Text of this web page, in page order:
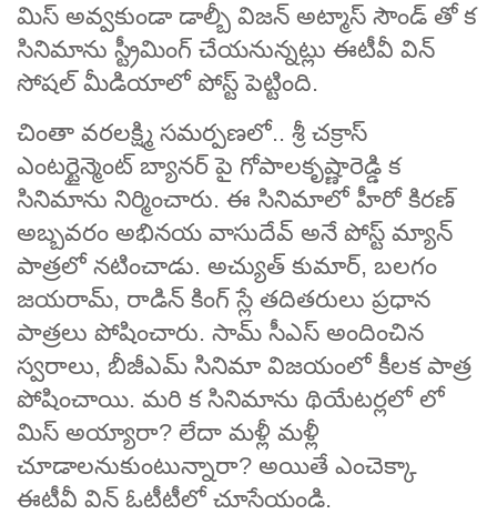
మిస్ అవ్వకుండా డాల్బీ విజన్ అట్మాస్ సౌండ్ తో క
సినిమాను స్ట్రీమింగ్ చేయనున్నట్లు ఈటీవీ విన్
సోషల్ మీడియాలో పోస్ట్ పెట్టింది.
చింతా వరలక్ష్మి సమర్పణలో.. శ్రీ చక్రాస్
ఎంటర్టైన్మెంట్ బ్యానర్ పై గోపాలకృష్ణారెడ్డి క
సినిమాను నిర్మించారు. ఈ సినిమాలో హీరో కిరణ్
అబ్బవరం అభినయ వాసుదేవ్ అనే పోస్ట్ మ్యాన్
పాత్రలో నటించాడు. అచ్యుత్ కుమార్, బలగం
జయరామ్, రాడిన్ కింగ్ స్లే తదితరులు ప్రధాన
పాత్రలు పోషించారు. సామ్ సీఎస్ అందించిన
స్వరాలు, బీజీఎమ్ సినిమా విజయంలో కీలక పాత్ర
పోషించాయి. మరి క సినిమాను థియేటర్లలో లో
మిస్ అయ్యారా? లేదా మళ్లీ మళ్లీ
చూడాలనుకుంటున్నారా? అయితే ఎంచెక్కా
ఈటీవీ విన్ ఓటీటీలో చూసేయండి.